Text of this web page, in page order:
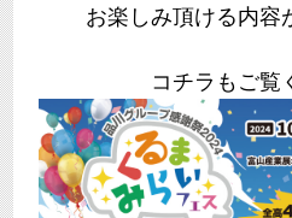
お楽しみ頂ける内容
コチラもご覧